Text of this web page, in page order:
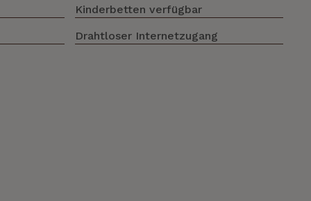
Kinderbetten verfügbar
Drahtloser Internetzugang